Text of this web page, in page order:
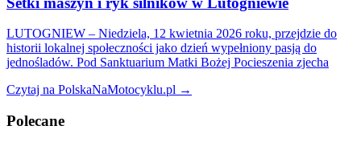
LUTOGNIEW – Niedziela, 12 kwietnia 2026 roku, przejdzie do
historii lokalnej społeczności jako dzień wypełniony pasją do
jednośladów. Pod Sanktuarium Matki Bożej Pocieszenia zjecha
Czytaj na PolskaNaMotocyklu.pl →
Polecane